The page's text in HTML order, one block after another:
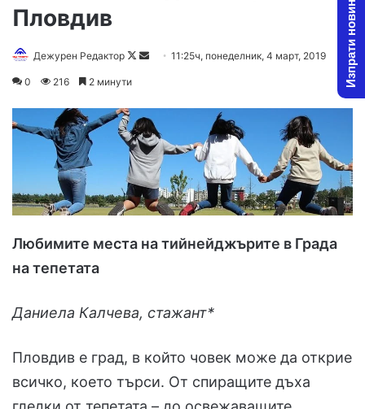
Пловдив
Дежурен Редактор
F
l
o
w
o
n
X
a
n
e
m
a
l
11:25ч, понеделник, 4 март, 2019
0 216 2 минути
Любимите места на тийнейджърите в Града
на тепетата
Даниела Калчева, стажант*
Пловдив е град, в който човек може да открие
всичко, което търси. От спиращите дъха
Изпрати новина